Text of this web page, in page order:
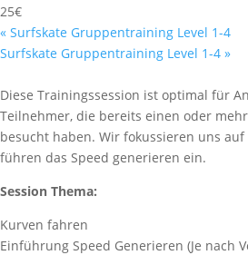
25€
« Surfskate Gruppentraining Level 1-4
Surfskate Gruppentraining Level 1-4 »
Diese Trainingssession ist optimal für
Teilnehmer, die bereits einen oder
besucht haben. Wir fokussieren uns
führen das Speed generieren ein.
Session Thema:
Kurven fahren
Einführung Speed Generieren (Je nach